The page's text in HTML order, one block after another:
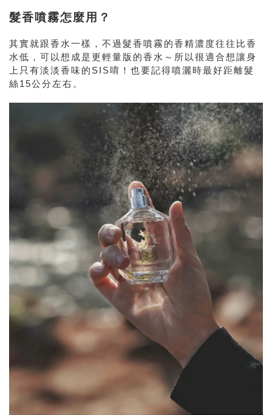
髮香噴霧怎麼用？
其實就跟香水一樣，不過髮香噴霧的香精濃度往往比香
水低，可以想成是更輕量版的香水～所以很適合想讓身
上只有淡淡香味的SIS唷！也要記得噴灑時最好距離髮
絲15公分左右。